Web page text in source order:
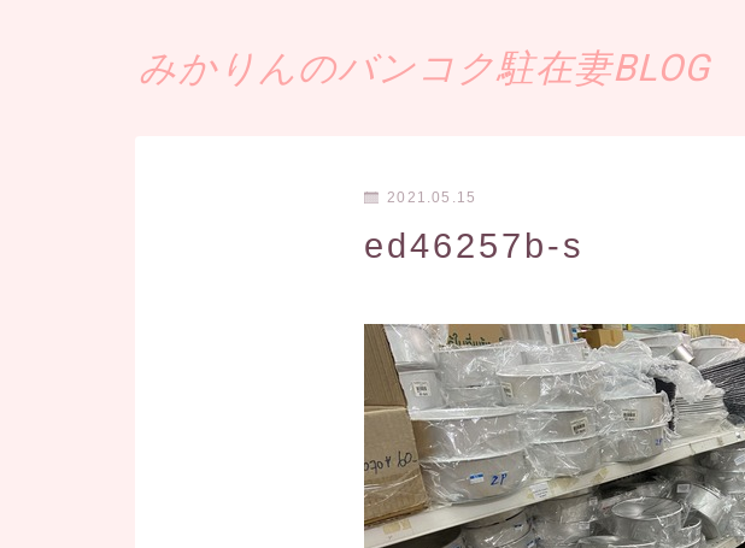
みかりんのバンコク駐在妻BLOG
2021.05.15
ed46257b-s